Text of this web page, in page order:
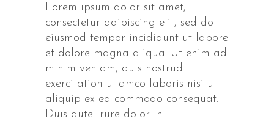
Lorem ipsum dolor sit amet,
consectetur adipiscing elit, sed do
eiusmod tempor incididunt ut labore
et dolore magna aliqua. Ut enim ad
minim veniam, quis nostrud
exercitation ullamco laboris nisi ut
aliquip ex ea commodo consequat.
Duis aute irure dolor in